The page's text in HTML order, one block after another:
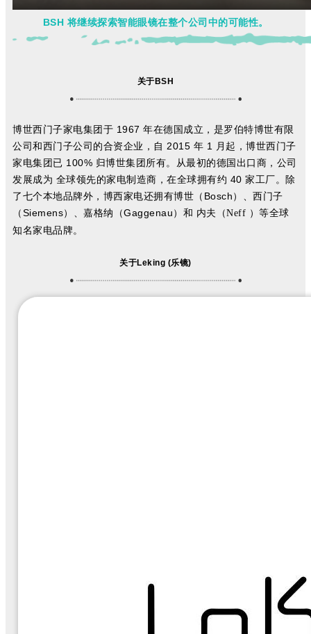
BSH 将继续探索智能眼镜在整个公司中的可能性。
关于BSH
博世西门子家电集团于 1967 年在德国成立，是罗伯特博世有限
公司和西门子公司的合资企业，自 2015 年 1 月起，博世西门子
家电集团已 100% 归博世集团所有。从最初的德国出口商，公司
发展成为 全球领先的家电制造商，在全球拥有约 40 家工厂。除
了七个本地品牌外，博西家电还拥有博世（Bosch）、西门子
（Siemens）、嘉格纳（Gaggenau ）和 内夫（Neff ）等全球
知名家电品牌。
关于Leking (乐镜)